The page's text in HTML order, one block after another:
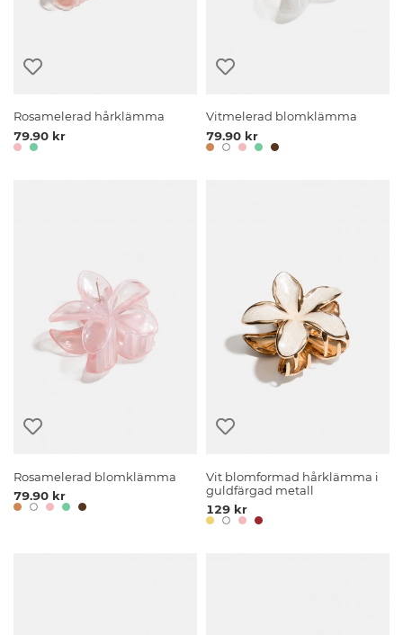
Rosamelerad hårklämma
79.90 kr
Vitmelerad blomklämma
79.90 kr
Rosamelerad blomklämma
79.90 kr
Vit blomformad hårklämma i
guldfärgad metall
129 kr